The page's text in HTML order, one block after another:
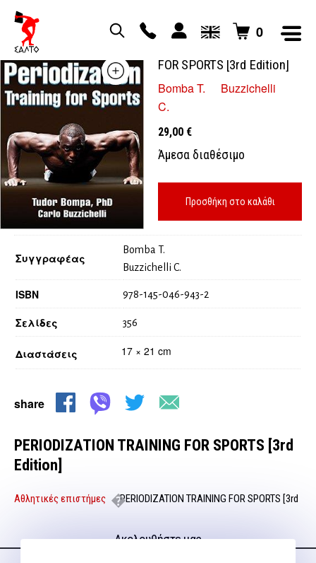
0
FOR SPORTS [3rd Edition]
Bomba T.
Buzzichelli
C.
29,00 €
Άμεσα διαθέσιμο
Προσθήκη στο καλάθι
Διαστάσεις 17 × 21 cm
Συγγραφέας
Bomba T.
Buzzichelli C.
ISBN 978-145-046-943-2
Σελίδες 356
share
PERIODIZATION TRAINING FOR SPORTS [3rd
Edition]
Αθλητικές επιστήμες
PERIODIZATION TRAINING FOR SPORTS [3rd
Ακολουθήστε μας